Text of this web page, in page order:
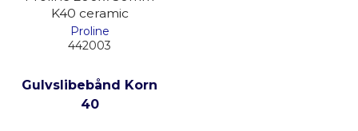
K40 ceramic
Proline
442003
Gulvslibebånd Korn
40